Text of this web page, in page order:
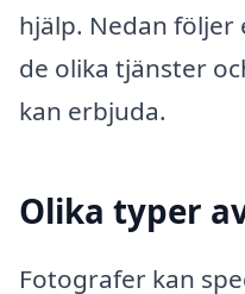
hjälp. Nedan följer
de olika tjänster
kan erbjuda.
Olika typer
Fotografer kan